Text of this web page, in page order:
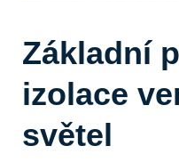
Základní
izolace
světel